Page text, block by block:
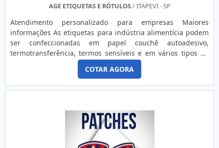
por comercializar e instalar torre de alarme antifurto com
Brasil e conta com profissionais com mais de 30 anos de
experiência no segmento de EAS..
AGE ETIQUETAS E RÓTULOS/ ITAPEVI - SP
Atendimento personalizado para empresas Maiores
informações As etiquetas para indústria alimentícia podem
ser confeccionadas em papel couchê autoadesivo,
termotransferência, termos sensíveis e em vários tipos de
materiais sintéticos tais quais bopp, poliéster, polietileno,
em diversas gramaturas e resistências. Além do que, devem
carregar informações nutricionais, tais como quantidade de
calorias, gorduras, carboidratos, entre outros e informaç....
COTAR AGORA